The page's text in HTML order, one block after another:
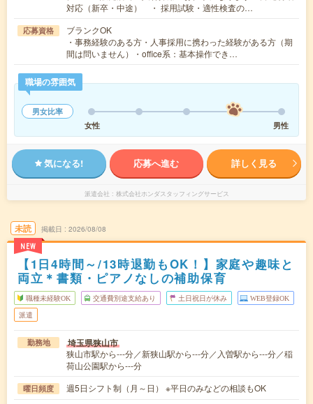
対応（新卒・中途） ・ 採用試験・適性検査の…
応募資格
ブランクOK
・事務経験のある方・人事採用に携わった経験がある方（期
間は問いません）・office系：基本操作でき…
職場の雰囲気
男女比率
女性
男性
気になる! 応募へ進む 詳しく見る
派遣会社 株式会社ホンダスタッフィングサービス
未読
NEW
掲載日 2026/08/08
【1日4時間～/13時退勤もOK！】家庭や趣味と
両立＊書類・ピアノなしの補助保育
職種未経験OK 交通費別途支給あり 土日祝日が休み WEB登録OK
派遣
勤務地 埼玉県狭山市
狭山市駅から---分／新狭山駅から---分／入曽駅から---分／稲
荷山公園駅から---分
曜日頻度 週5日シフト制（月～日） ※平日のみなどの相談もOK